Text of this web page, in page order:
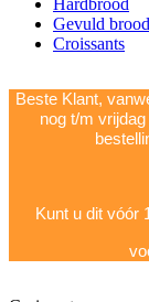
Gevuld brood
Croissants
Beste Klant,
nog t/m
Kunt u dit vóór